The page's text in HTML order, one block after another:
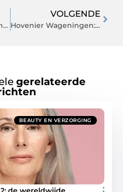
Reclame maken tijdens verkiezingen?
VOLGENDE
Hovenier Wageningen: hulp voor tuinonderhoud
gerelateerde
BEAUTY EN VERZORGING